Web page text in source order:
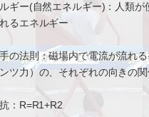
ギー(自然エネルギー)：人類が
るエネルギー
の法則：磁場内で電流が流れ
ツ力）の、それぞれの向きの
：R=R1+R2